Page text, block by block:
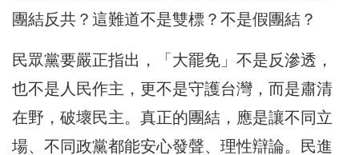
團結反共？這難道不是雙標？不是假團結？
民眾黨要嚴正指出，「大罷免」不是反滲透，
也不是人民作主，更不是守護台灣，而是肅清
在野，破壞民主。真正的團結，應是讓不同立
場、不同政黨都能安心發聲、理性辯論。民進